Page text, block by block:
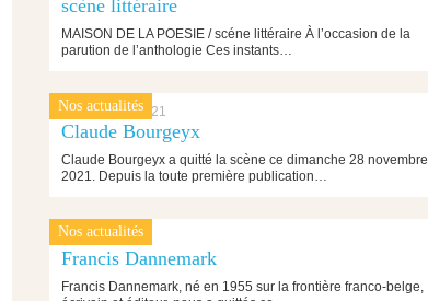
scène littéraire
MAISON DE LA POESIE / scéne littéraire À l’occasion de la
parution de l’anthologie Ces instants…
Nos actualités
1 décembre 2021
Claude Bourgeyx
Claude Bourgeyx a quitté la scène ce dimanche 28 novembre
2021. Depuis la toute première publication…
Nos actualités
4 octobre 2021
Francis Dannemark
Francis Dannemark, né en 1955 sur la frontière franco-belge,